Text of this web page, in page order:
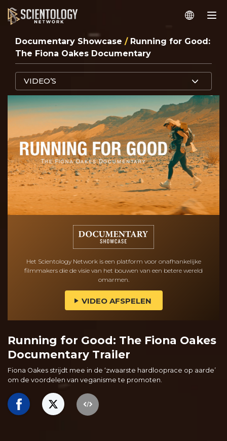
Documentary Showcase / Running for Good:
The Fiona Oakes Documentary
VIDEO’S
Het Scientology Network is een platform voor onafhankelijke
filmmakers die de visie van het bouwen van een betere wereld
omarmen.
VIDEO AFSPELEN
Running for Good: The Fiona Oakes
Documentary Trailer
Fiona Oakes strijdt mee in de ‘zwaarste hardlooprace op aarde’
om de voordelen van veganisme te promoten.